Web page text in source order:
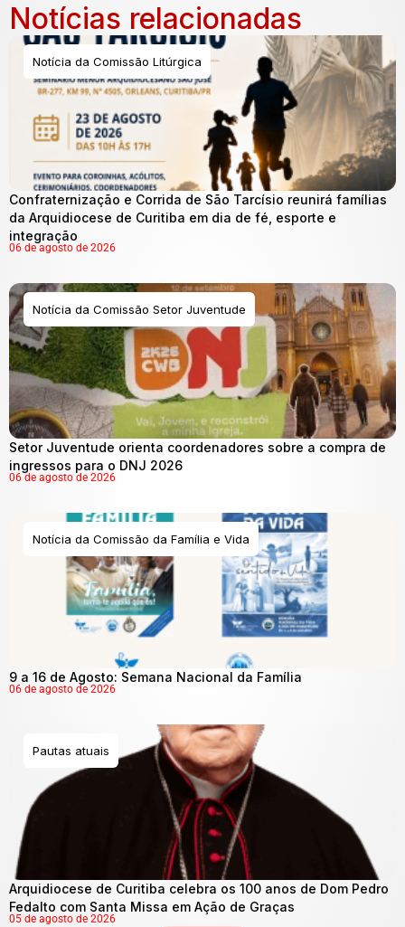
Notícias relacionadas
Notícia da Comissão Litúrgica
Confraternização e Corrida de São Tarcísio reunirá famílias
da Arquidiocese de Curitiba em dia de fé, esporte e
integração
06 de agosto de 2026
Notícia da Comissão Setor Juventude
Setor Juventude orienta coordenadores sobre a compra de
ingressos para o DNJ 2026
06 de agosto de 2026
Notícia da Comissão da Família e Vida
9 a 16 de Agosto: Semana Nacional da Família
06 de agosto de 2026
Pautas atuais
Arquidiocese de Curitiba celebra os 100 anos de Dom Pedro
Fedalto com Santa Missa em Ação de Graças
05 de agosto de 2026